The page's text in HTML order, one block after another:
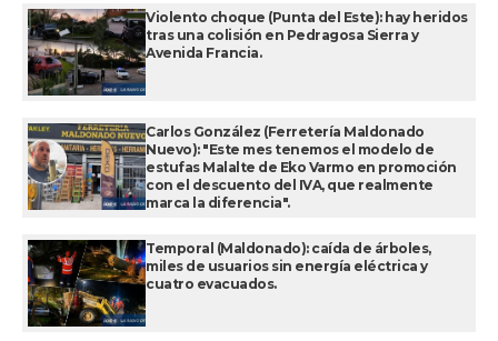
Violento choque (Punta del Este): hay heridos
tras una colisión en Pedragosa Sierra y
Avenida Francia.
Carlos González (Ferretería Maldonado
Nuevo): "Este mes tenemos el modelo de
estufas Malalte de Eko Varmo en promoción
con el descuento del IVA, que realmente
marca la diferencia".
Temporal (Maldonado): caída de árboles,
miles de usuarios sin energía eléctrica y
cuatro evacuados.